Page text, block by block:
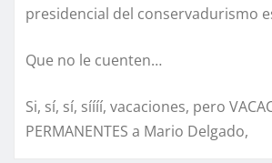
presidencial del conservadurismo
Que no le cuenten…
Si, sí, sí, síííí, vacaciones, pero
PERMANENTES a Mario Delgado,